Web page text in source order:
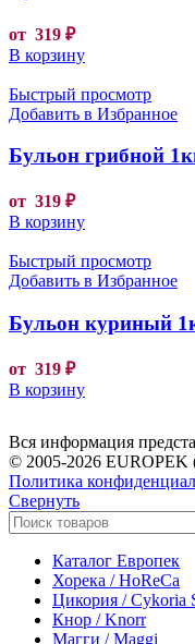
от 319 ₽
В корзину
Быстрый просмотр
Добавить в Избранное
Бульон грибной
от 319 ₽
В корзину
Быстрый просмотр
Добавить в Избранное
Бульон куриный
от 319 ₽
В корзину
Вся информация
© 2005-2026
Политика
Свернуть
Каталог Европек
Хорека / HoReCa
Цикория / Cykoria
Кнор / Knorr
Магги / Maggi